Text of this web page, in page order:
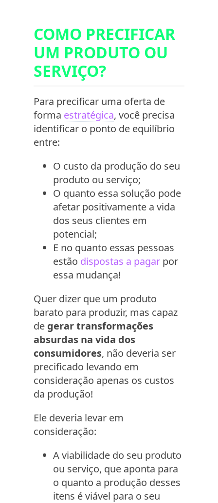
COMO PRECIFICAR
UM PRODUTO OU
SERVIÇO?
Para precificar uma oferta de
forma estratégica, você precisa
identificar o ponto de equilíbrio
entre:
O custo da produção do seu
produto ou serviço;
O quanto essa solução pode
afetar positivamente a vida
dos seus clientes em
potencial;
E no quanto essas pessoas
estão dispostas a pagar por
essa mudança!
Quer dizer que um produto
barato para produzir, mas capaz
de gerar transformações
absurdas na vida dos
consumidores, não deveria ser
precificado levando em
consideração apenas os custos
da produção!
Ele deveria levar em
consideração:
A viabilidade do seu produto
ou serviço, que aponta para
o quanto a produção desses
itens é viável para o seu